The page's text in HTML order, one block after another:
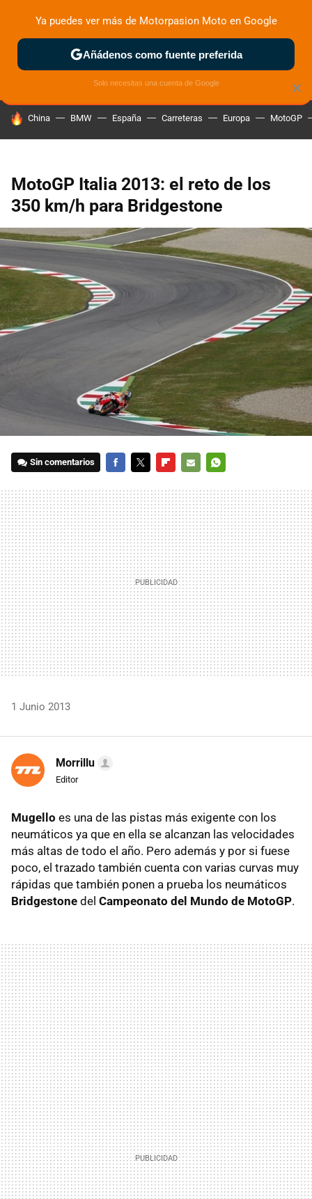
ZONA DE PRUEBAS DEPORTIVAS MOTOS ELÉCTRICAS
HOY SE HABLA DE
China BMW España Carreteras Europa MotoGP
MotoGP Italia 2013: el reto de los
350 km/h para Bridgestone
Sin comentarios
MAIL
1 Junio 2013
Morrillu
Editor
Mugello es una de las pistas más exigente con los
neumáticos ya que en ella se alcanzan las velocidades
más altas de todo el año. Pero además y por si fuese
poco, el trazado también cuenta con varias curvas muy
rápidas que también ponen a prueba los neumáticos
Bridgestone del Campeonato del Mundo de MotoGP.
×
Ya puedes ver más de Motorpasion Moto en Google
Añádenos como fuente preferida
Solo necesitas una cuenta de Google